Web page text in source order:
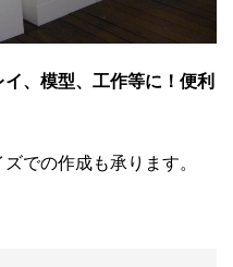
、模型、工作等に！便利
での作成も承ります。